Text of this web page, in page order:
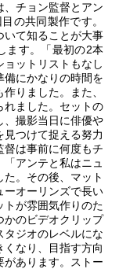
、チョン監督とアン
の共同製作です。
いて知ることが大事
ます。「最初の2本
ョットリストもなし
備にかなりの時間を
りました。また、
れました。セットの
、撮影当日に俳優や
つけて捉える努力
督は事前に何度もチ
アンテと私はニュ
。その後、マット
ーオーリンズで長い
トが雰囲気作りのた
かのビデオクリップ
タジオのレベルにな
くなり、目指す方向
があります。ストー